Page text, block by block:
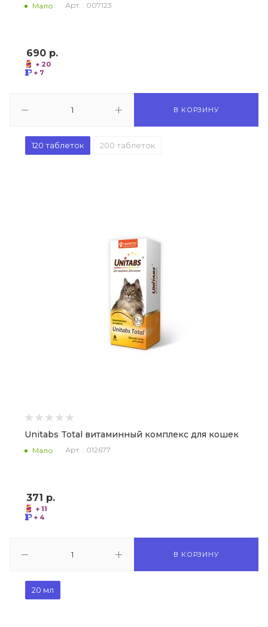
Мало Арт. : 007123
690 р.
+ 20
+ 7
В КОРЗИНУ
120 таблеток 200 таблеток
Unitabs Total витаминный комплекс для кошек
Мало Арт. : 012677
371 р.
+ 11
+ 4
В КОРЗИНУ
20 мл